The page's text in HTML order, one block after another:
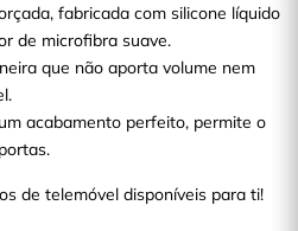
fabricada com silicone líquido
de microfibra suave.
que não aporta volume nem
acabamento perfeito, permite o
de telemóvel disponíveis para ti!